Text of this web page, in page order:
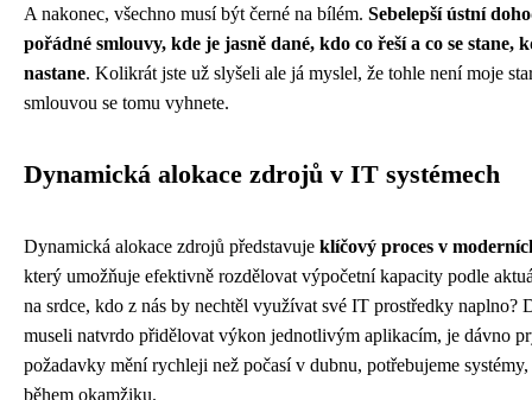
A nakonec, všechno musí být černé na bílém. Sebelepší ústní
pořádné smlouvy, kde je jasně dané, kdo co řeší a co se stane,
nastane. Kolikrát jste už slyšeli ale já myslel, že tohle není moje
smlouvou se tomu vyhnete.
Dynamická alokace zdrojů v IT systémech
Dynamická alokace zdrojů představuje klíčový proces v
který umožňuje efektivně rozdělovat výpočetní kapacity podle
na srdce, kdo z nás by nechtěl využívat své IT prostředky naplno?
museli natvrdo přidělovat výkon jednotlivým aplikacím, je dávno
požadavky mění rychleji než počasí v dubnu, potřebujeme
během okamžiku.